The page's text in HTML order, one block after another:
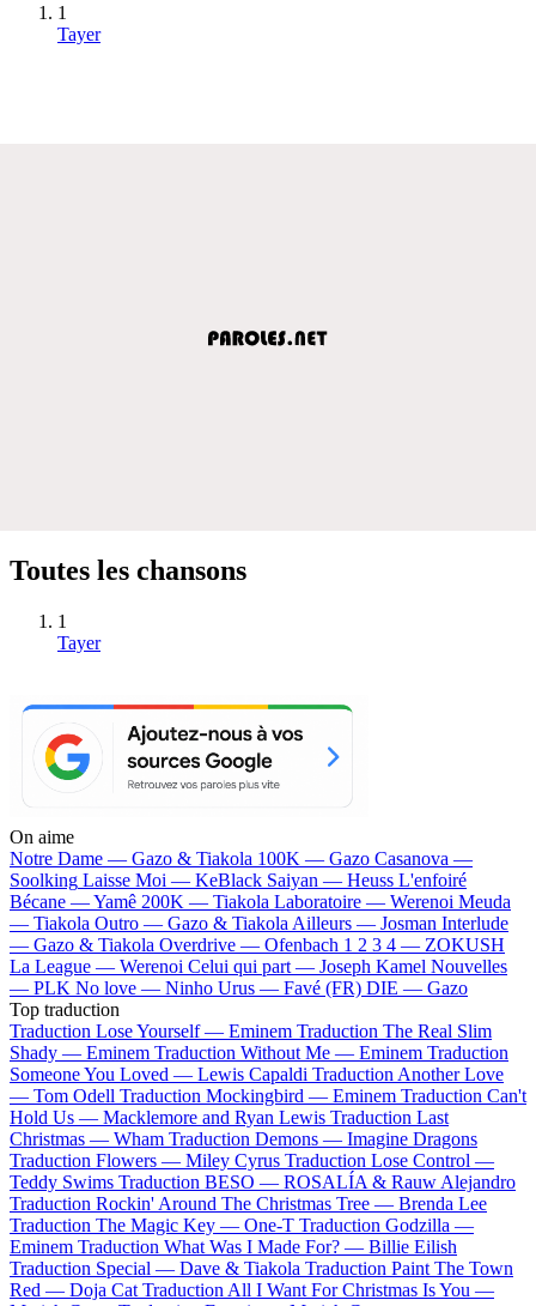
1
Tayer
Toutes les chansons
1
Tayer
On aime
Notre Dame — Gazo & Tiakola 100K — Gazo Casanova —
Soolking Laisse Moi — KeBlack Saiyan — Heuss L'enfoiré
Bécane —Yamê 200K — Tiakola Laboratoire — Werenoi Meuda
— Tiakola Outro — Gazo & Tiakola Ailleurs — Josman Interlude
— Gazo & Tiakola Overdrive — Ofenbach 1 2 3 4 — ZOKUSH
La League — Werenoi Celui qui part — Joseph Kamel Nouvelles
— PLK No love — Ninho Urus — Favé (FR) DIE — Gazo
Top traduction
Traduction Lose Yourself — Eminem Traduction The Real Slim
Shady — Eminem Traduction Without Me — Eminem Traduction
Someone You Loved — Lewis Capaldi Traduction Another Love
— Tom Odell Traduction Mockingbird — Eminem Traduction Can't
Hold Us — Macklemore and Ryan Lewis Traduction Last
Christmas — Wham Traduction Demons — Imagine Dragons
Traduction Flowers — Miley Cyrus Traduction Lose Control —
Teddy Swims Traduction BESO — ROSALÍA & Rauw Alejandro
Traduction Rockin' Around The Christmas Tree — Brenda Lee
Traduction The Magic Key — One-T Traduction Godzilla —
Eminem Traduction What Was I Made For? — Billie Eilish
Traduction Special — Dave & Tiakola Traduction Paint The Town
Red — Doja Cat Traduction All I Want For Christmas Is You —